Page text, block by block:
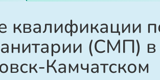
квалификации
(СМП) в
Камчатском